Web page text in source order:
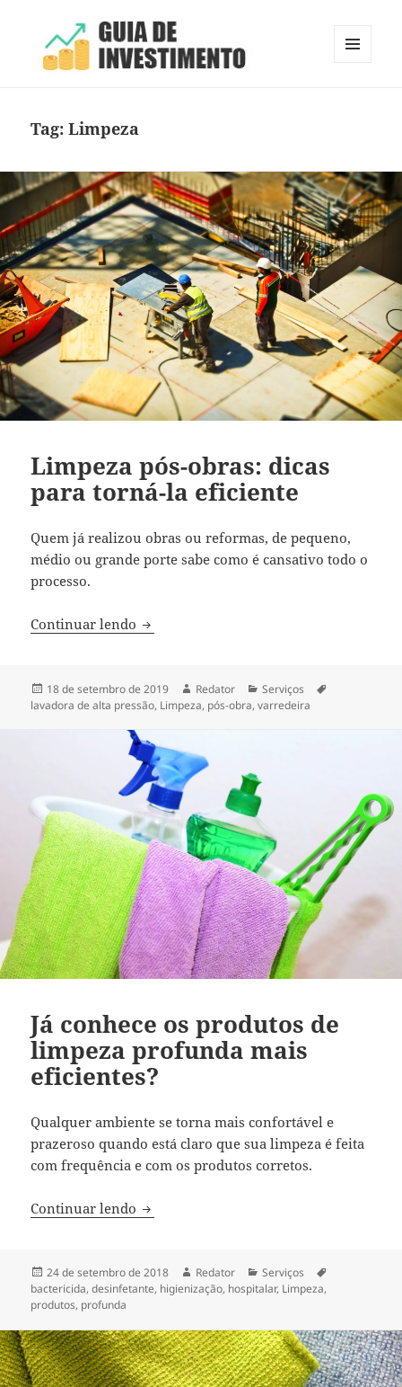
Tag:Limpeza
Limpeza pós-obras: dicas
para torná-la eficiente
Quem já realizou obras ou reformas, de pequeno,
médio ou grande porte sabe como é cansativo todo o
processo.
Continuar lendo Limpeza pós-obras: dicas para torná-la
Publicado
em
18 de setembro de 2019 Autor
Redator Categorias
Serviços
lavadora de alta pressão, Limpeza, pós-obra,varredeira
Já conhece os produtos de
limpeza profunda mais
eficientes?
Qualquer ambiente se torna mais confortável e
prazeroso quando está claro que sua limpeza é feita
com frequência e com os produtos corretos.
Continuar lendo Já conhece os produtos de limpeza
Publicado
em
24 de setembro de 2018 Autor
Redator Categorias
Serviços
bactericida,desinfetante, higienização, hospitalar, Limpeza,
produtos, profunda